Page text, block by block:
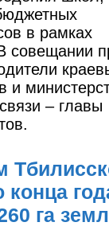
в рамках
совещании
и
– главы
конца
га